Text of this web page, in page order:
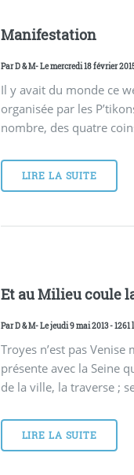
Manifestation
ParD & M- Le mercredi 18 février
Il y avait du monde ce
organisée par les
nombre, des quatre
LIRE LA SUITE
Et au Milieu coule
ParD & M- Le jeudi 9 mai 2013 - 1261
Troyes n’est pas Venise
présente avec la Seine
de la ville, la traverse ;
LIRE LA SUITE